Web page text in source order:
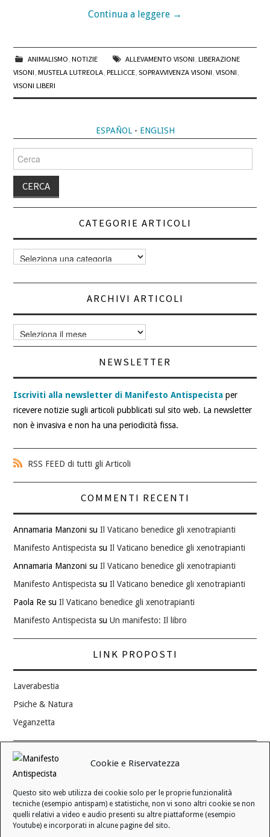
Cookie e Riservatezza
Questo sito web utilizza dei cookie solo per le proprie funzionalità
tecniche (esempio antispam) e statistiche, non vi sono altri cookie se non
quelli relativi a video e audio presenti su altre piattaforme (esempio
Youtube) e incorporati in alcune pagine del sito.
Continua a leggere →
ANIMALISMO, NOTIZIE ALLEVAMENTO VISONI, LIBERAZIONE
VISONI,MUSTELA LUTREOLA,PELLICCE,SOPRAVVIVENZA VISONI,VISONI,
VISONI LIBERI
ESPAÑOL- ENGLISH
Cerca
per:
CATEGORIE ARTICOLI
Categorie
articoli
ARCHIVI ARTICOLI
Archivi
articoli
NEWSLETTER
Iscriviti alla newsletter di Manifesto Antispecista per
ricevere notizie sugli articoli pubblicati sul sito web. La newsletter
non è invasiva e non ha una periodicità fissa.
RSS FEED di tutti gli Articoli
COMMENTI RECENTI
Annamaria Manzoni suIl Vaticano benedice gli xenotrapianti
Manifesto Antispecista suIl Vaticano benedice gli xenotrapianti
Annamaria Manzoni suIl Vaticano benedice gli xenotrapianti
Manifesto Antispecista suIl Vaticano benedice gli xenotrapianti
Paola Re suIl Vaticano benedice gli xenotrapianti
Manifesto Antispecista suUn manifesto: Il libro
LINK PROPOSTI
Laverabestia
Psiche & Natura
Veganzetta
Modifica consenso ai cookie
REVOCA IL TUO CONSENSO
Stato attuale: Negato